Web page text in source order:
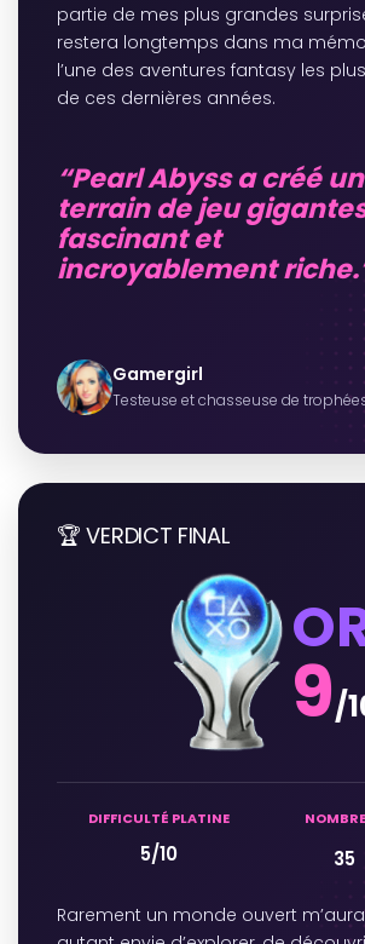
partie de mes plus grandes
restera longtemps dans ma
l’une des aventures fantasy les
de ces dernières années.
“Pearl Abyss a créé un
terrain de jeu
fascinant et
incroyablement
Gamergirl
Testeuse et chasseuse de
🏆 VERDICT FINAL
9/
DIFFICULTÉ PLATINE
5/10 35
Rarement un monde ouvert